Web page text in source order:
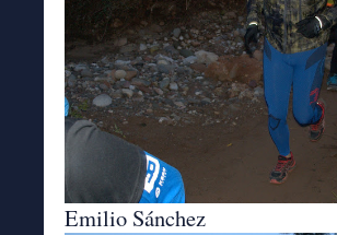
Emilio Sánchez